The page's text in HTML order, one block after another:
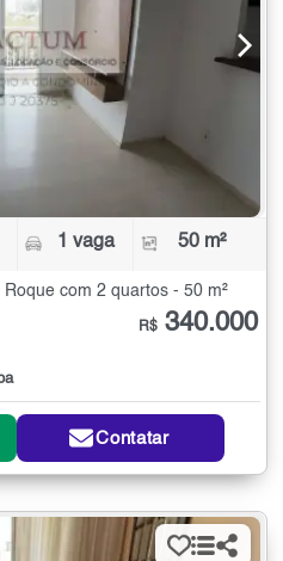
1 vaga 50 m²
com 2 quartos - 50 m²
R$ 340.000
Contatar